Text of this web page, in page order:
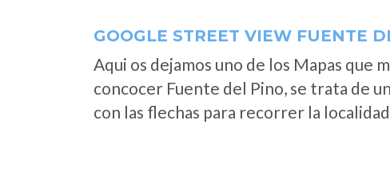
GOOGLE STREET VIEW FUENTE
Aqui os dejamos uno de los Mapas que
concocer Fuente del Pino, se trata de
con las flechas para recorrer la